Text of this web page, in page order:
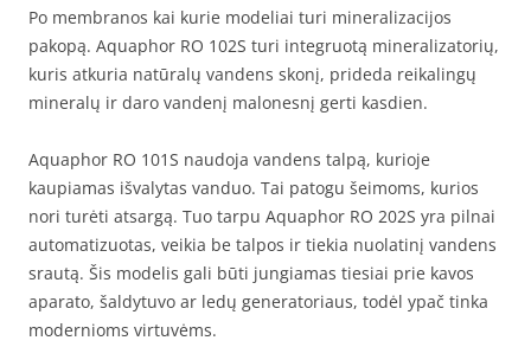
Po membranos kai kurie modeliai turi mineralizacijos
pakopą. Aquaphor RO 102S turi integruotą mineralizatorių,
kuris atkuria natūralų vandens skonį, prideda reikalingų
mineralų ir daro vandenį malonesnį gerti kasdien.
Aquaphor RO 101S naudoja vandens talpą, kurioje
kaupiamas išvalytas vanduo. Tai patogu šeimoms, kurios
nori turėti atsargą. Tuo tarpu Aquaphor RO 202S yra pilnai
automatizuotas, veikia be talpos ir tiekia nuolatinį vandens
srautą. Šis modelis gali būti jungiamas tiesiai prie kavos
aparato, šaldytuvo ar ledų generatoriaus, todėl ypač tinka
modernioms virtuvėms.